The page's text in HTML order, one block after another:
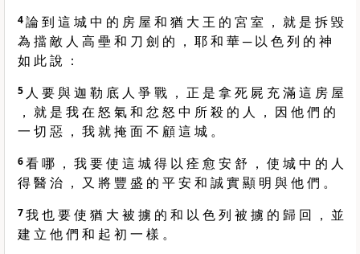
4論 到 這 城 中 的 房 屋 和 猶 大 王 的 宮 室 ， 就 是 拆 毀
為 擋 敵 人 高 壘 和 刀 劍 的 ， 耶 和 華 ─ 以 色 列 的 神
如 此 說 ：
5 人 要 與 迦 勒 底 人 爭 戰 ， 正 是 拿 死 屍 充 滿 這 房 屋
， 就 是 我 在 怒 氣 和 忿 怒 中 所 殺 的 人 ， 因 他 們 的
一 切 惡 ， 我 就 掩 面 不 顧 這 城 。
6看 哪 ， 我 要 使 這 城 得 以 痊 愈 安 舒 ， 使 城 中 的 人
得 醫 治 ， 又 將 豐 盛 的 平 安 和 誠 實 顯 明 與 他 們 。
7我 也 要 使 猶 大 被 擄 的 和 以 色 列 被 擄 的 歸 回 ， 並
建 立 他 們 和 起 初 一 樣 。